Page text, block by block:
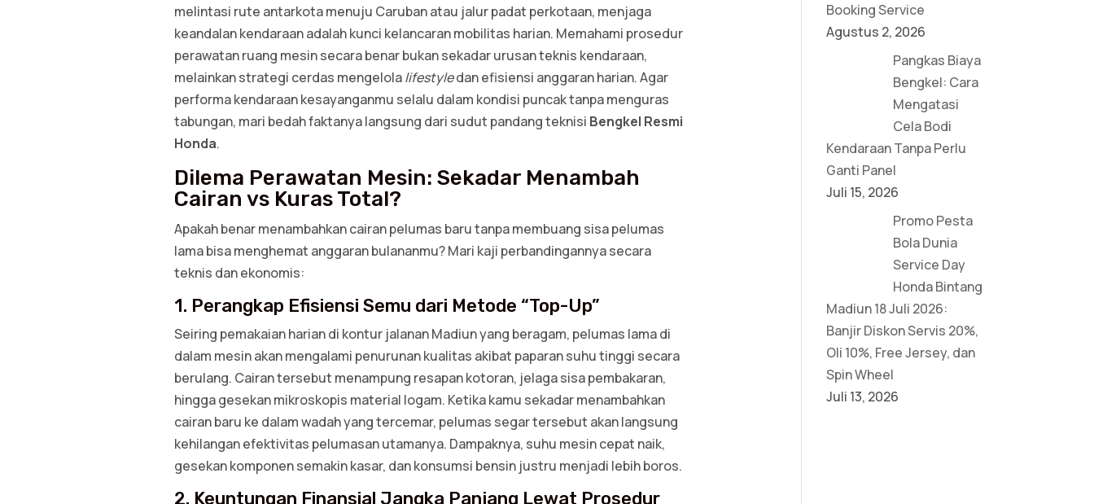
melintasi rute antarkota menuju Caruban atau jalur padat perkotaan, menjaga
keandalan kendaraan adalah kunci kelancaran mobilitas harian. Memahami prosedur
perawatan ruang mesin secara benar bukan sekadar urusan teknis kendaraan,
melainkan strategi cerdas mengelolalifestyledan efisiensi anggaran harian. Agar
performa kendaraan kesayanganmu selalu dalam kondisi puncak tanpa menguras
tabungan, mari bedah faktanya langsung dari sudut pandang teknisi Bengkel Resmi
Honda.
Dilema Perawatan Mesin: Sekadar Menambah
Cairan vs Kuras Total?
Apakah benar menambahkan cairan pelumas baru tanpa membuang sisa pelumas
lama bisa menghemat anggaran bulananmu? Mari kaji perbandingannya secara
teknis dan ekonomis:
1. Perangkap Efisiensi Semu dari Metode “Top-Up”
Seiring pemakaian harian di kontur jalanan Madiun yang beragam, pelumas lama di
dalam mesin akan mengalami penurunan kualitas akibat paparan suhu tinggi secara
berulang. Cairan tersebut menampung resapan kotoran, jelaga sisa pembakaran,
hingga gesekan mikroskopis material logam. Ketika kamu sekadar menambahkan
cairan baru ke dalam wadah yang tercemar, pelumas segar tersebut akan langsung
kehilangan efektivitas pelumasan utamanya. Dampaknya, suhu mesin cepat naik,
gesekan komponen semakin kasar, dan konsumsi bensin justru menjadi lebih boros.
2. Keuntungan Finansial Jangka Panjang Lewat Prosedur
Booking Service
Agustus 2, 2026
Pangkas Biaya
Bengkel: Cara
Mengatasi
Cela Bodi
Kendaraan Tanpa Perlu
Ganti Panel
Juli 15, 2026
Promo Pesta
Bola Dunia
Service Day
Honda Bintang
Madiun 18 Juli 2026:
Banjir Diskon Servis 20%,
Oli 10%, Free Jersey, dan
Spin Wheel
Juli 13, 2026